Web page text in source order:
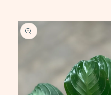
Passer aux
informations
produits